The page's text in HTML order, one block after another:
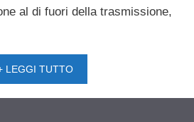
al di fuori della trasmissione,
LEGGI TUTTO